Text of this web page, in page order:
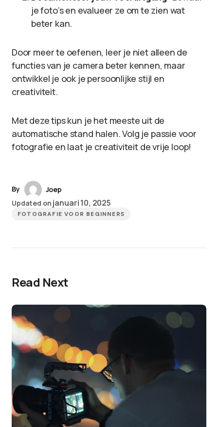
je foto’s en evalueer ze om te zien wat
beter kan.
Door meer te oefenen, leer je niet alleen de
functies van je camera beter kennen, maar
ontwikkel je ook je persoonlijke stijl en
creativiteit.
Met deze tips kun je het meeste uit de
automatische stand halen. Volg je passie voor
fotografie en laat je creativiteit de vrije loop!
By
Joep
Updated on januari 10, 2025
FOTOGRAFIE VOOR BEGINNERS
Read Next